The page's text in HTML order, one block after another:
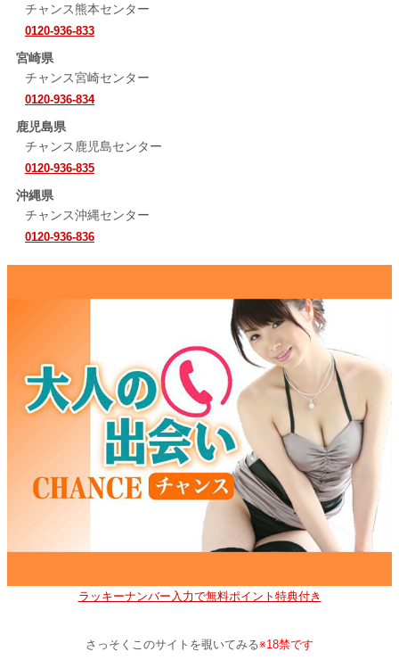
チャンス熊本センター
0120-936-833
宮崎県
チャンス宮崎センター
0120-936-834
鹿児島県
チャンス鹿児島センター
0120-936-835
沖縄県
チャンス沖縄センター
0120-936-836
ラッキーナンバー入力で無料ポイント特典付き
さっそくこのサイトを覗いてみる※18禁です